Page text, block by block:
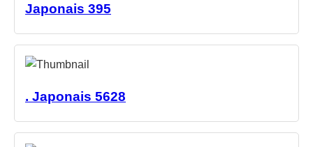
Japonais 395
. Japonais 5628